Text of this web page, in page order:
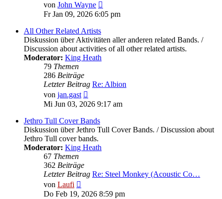
von John Wayne
Beitrag
Fr Jan 09, 2026 6:05 pm
All Other Related Artists
Diskussion über Aktivitäten aller anderen related Bands. /
Discussion about activities of all other related artists.
Moderator: King Heath
79 Themen
286 Beiträge
Letzter Beitrag Re: Albion
von jan.gast
Beitrag
Mi Jun 03, 2026 9:17 am
Jethro Tull Cover Bands
Diskussion über Jethro Tull Cover Bands. / Discussion about
Jethro Tull cover bands.
Moderator: King Heath
67 Themen
362 Beiträge
Letzter Beitrag Re: Steel Monkey (Acoustic Co…
von Laufi
Beitrag
Do Feb 19, 2026 8:59 pm